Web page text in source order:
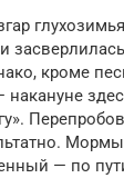
кроме
накануне
— по